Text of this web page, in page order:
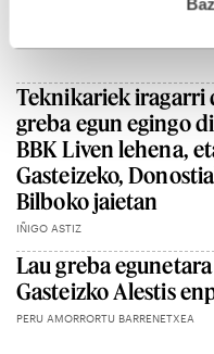
Teknikariek iragarri
greba egun egingo
BBK Liven lehena,
Gasteizeko,
Bilboko jaietan
IÑIGO ASTIZ
Lau greba
Gasteizko Alestis
PERU AMORRORTU BARRENETXEA